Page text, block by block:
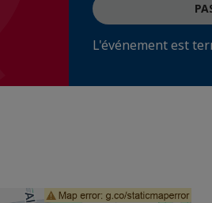
L'événement est